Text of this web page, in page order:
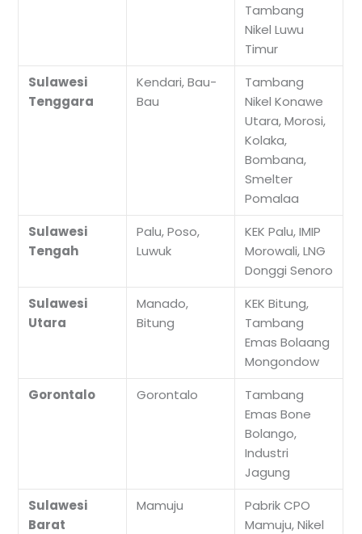
Tambang
Nikel Luwu
Timur
Sulawesi
Tenggara
Kendari, Bau-
Bau
Tambang
Nikel Konawe
Utara, Morosi,
Kolaka,
Bombana,
Smelter
Pomalaa
Sulawesi
Tengah
Palu, Poso,
Luwuk
KEK Palu, IMIP
Morowali, LNG
Donggi Senoro
Sulawesi
Utara
Manado,
Bitung
KEK Bitung,
Tambang
Emas Bolaang
Mongondow
Gorontalo
Gorontalo
Tambang
Emas Bone
Bolango,
Industri
Jagung
Sulawesi
Barat
Mamuju
Pabrik CPO
Mamuju, Nikel